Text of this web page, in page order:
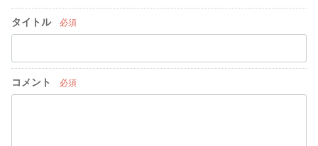
タイトル 必須
コメント 必須